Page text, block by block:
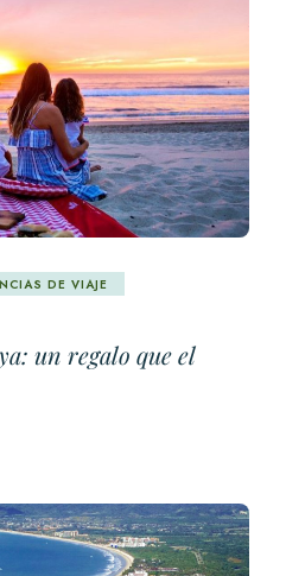
DE VIAJE
un regalo que el